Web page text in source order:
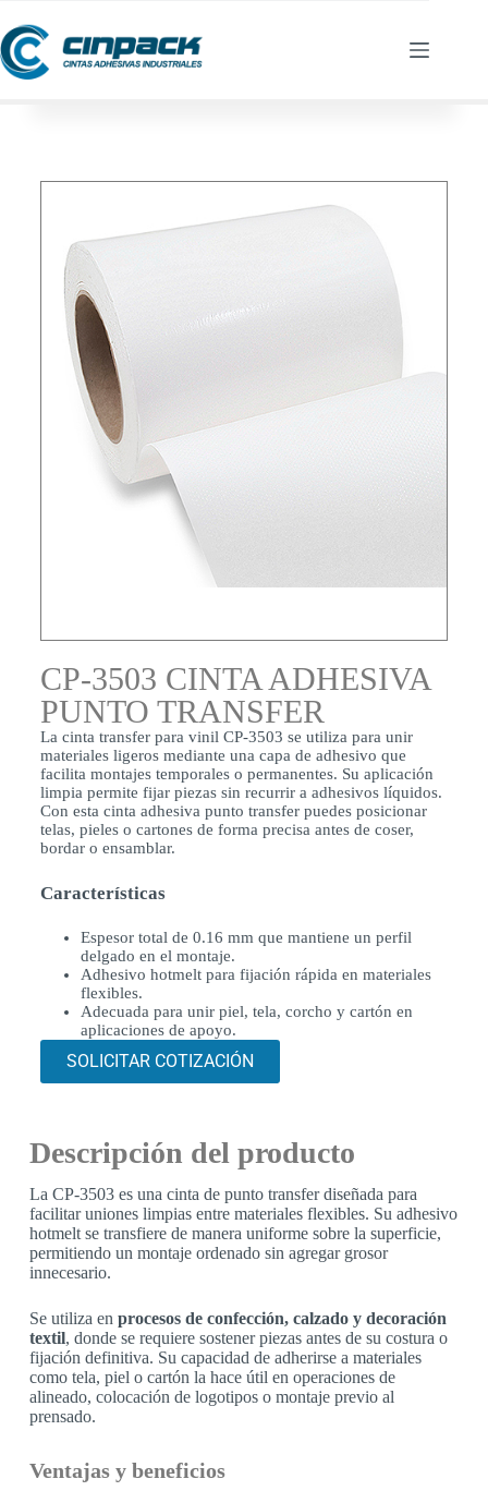
CP-3503 CINTA ADHESIVA
PUNTO TRANSFER
La cinta transfer para vinil CP-3503 se utiliza para unir
materiales ligeros mediante una capa de adhesivo que
facilita montajes temporales o permanentes. Su aplicación
limpia permite fijar piezas sin recurrir a adhesivos líquidos.
Con esta cinta adhesiva punto transfer puedes posicionar
telas, pieles o cartones de forma precisa antes de coser,
bordar o ensamblar.
Características
Espesor total de 0.16 mm que mantiene un perfil
delgado en el montaje.
Adhesivo hotmelt para fijación rápida en materiales
flexibles.
Adecuada para unir piel, tela, corcho y cartón en
aplicaciones de apoyo.
SOLICITAR COTIZACIÓN
Descripción del producto
La CP-3503 es una cinta de punto transfer diseñada para
facilitar uniones limpias entre materiales flexibles. Su adhesivo
hotmelt se transfiere de manera uniforme sobre la superficie,
permitiendo un montaje ordenado sin agregar grosor
innecesario.
Se utiliza en procesos de confección, calzado y decoración
textil, donde se requiere sostener piezas antes de su costura o
fijación definitiva. Su capacidad de adherirse a materiales
como tela, piel o cartón la hace útil en operaciones de
alineado, colocación de logotipos o montaje previo al
prensado.
Ventajas y beneficios